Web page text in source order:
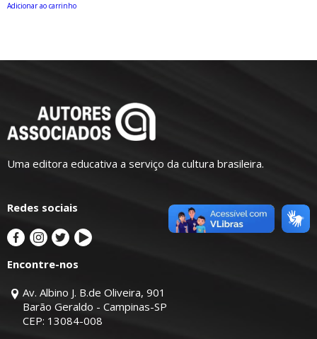
Adicionar ao carrinho
Uma editora educativa a serviço da cultura brasileira.
Redes sociais
Encontre-nos
Av. Albino J. B.de Oliveira, 901
Barão Geraldo - Campinas-SP
CEP: 13084-008